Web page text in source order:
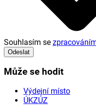
Souhlasím se
Odeslat
Může se hodit
Výdejní místo
ÚKZÚZ